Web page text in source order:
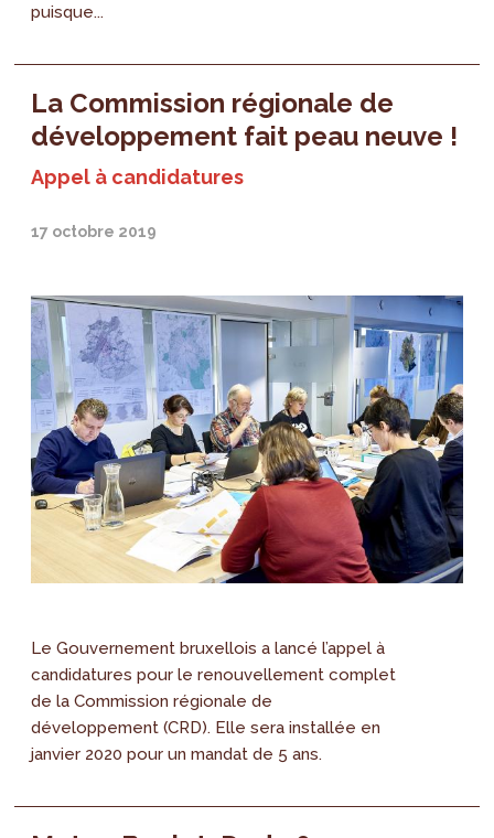
puisque...
La Commission régionale de
développement fait peau neuve !
Appel à candidatures
17 octobre 2019
Le Gouvernement bruxellois a lancé l’appel à
candidatures pour le renouvellement complet
de la Commission régionale de
développement (CRD). Elle sera installée en
janvier 2020 pour un mandat de 5 ans.